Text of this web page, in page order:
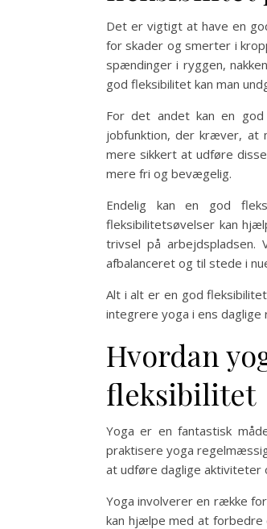
Det er vigtigt at have en
for skader og smerter i
spændinger i ryggen,
god fleksibilitet kan man
For det andet kan en
jobfunktion, der kræver,
mere sikkert at udføre
mere fri og bevægelig.
Endelig kan en god
fleksibilitetsøvelser kan
trivsel på
afbalanceret og til stede i
Alt i alt er en god
integrere yoga i ens
Hvordan
fleksibilitet
Yoga er en fantastisk
praktisere yoga
at udføre daglige aktiviteter
Yoga involverer en række
kan hjælpe med at forbedre